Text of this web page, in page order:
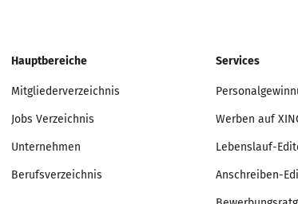
Hauptbereiche
Mitgliederverzeichnis
Jobs Verzeichnis
Unternehmen
Berufsverzeichnis
Services
Werben auf
Lebenslauf-
Anschreiben-